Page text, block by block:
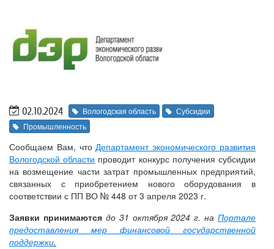
02.10.2024 Вологодская область
Субсидии
Промышленность
Сообщаем Вам, чтоДепартамент экономического развития
Вологодской области проводит конкурс получения субсидии
на возмещение части затрат промышленных предприятий,
связанных с приобретением нового оборудования в
соответствии с ПП ВО № 448 от 3 апреля 2023 г.
Заявки принимаютсядо 31 октября 2024 г. на Портале
предоставления мер финансовой государственной
поддержки.